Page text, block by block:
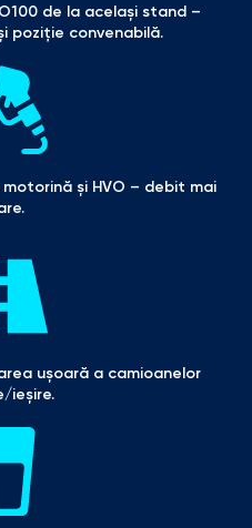
de la același stand –
poziție convenabilă.
și HVO – debit mai
ușoară a camioanelor
ieșire.